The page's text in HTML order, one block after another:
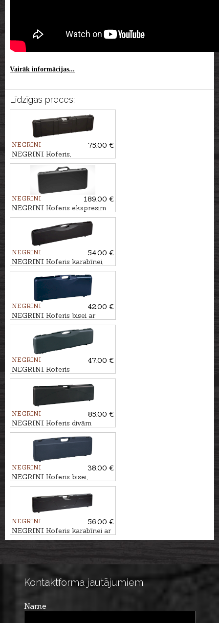
Vairāk informācijas...
Līdzīgas preces:
NEGRINI
75.00 €
NEGRINI Koferis,
103x33x10,5cm
NEGRINI
189.00 €
NEGRINI Koferis ekspresim
vai karabīnei, 77,5x30x6cm
NEGRINI
54.00 €
NEGRINI Koferis karabīnei,
110x24x10cm
NEGRINI
42.00 €
NEGRINI Koferis bisei ar
optiku, 82x29,5x8,5cm
NEGRINI
47.00 €
NEGRINI Koferis
pusautomātam vai bisei,
95,5x24x8cm
NEGRINI
85.00 €
NEGRINI Koferis divām
karabīnēm ar optiku,
130,5x32,5x13cm
NEGRINI
38.00 €
NEGRINI Koferis bisei,
80x24,5x7,5cm
NEGRINI
56.00 €
NEGRINI Koferis karabīnei ar
optiku, 120x26x5cm
Kontaktforma jautājumiem:
Name